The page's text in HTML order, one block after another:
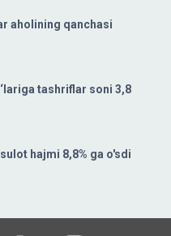
aholining qanchasi
tashriflar soni 3,8
hajmi 8,8% ga o'sdi